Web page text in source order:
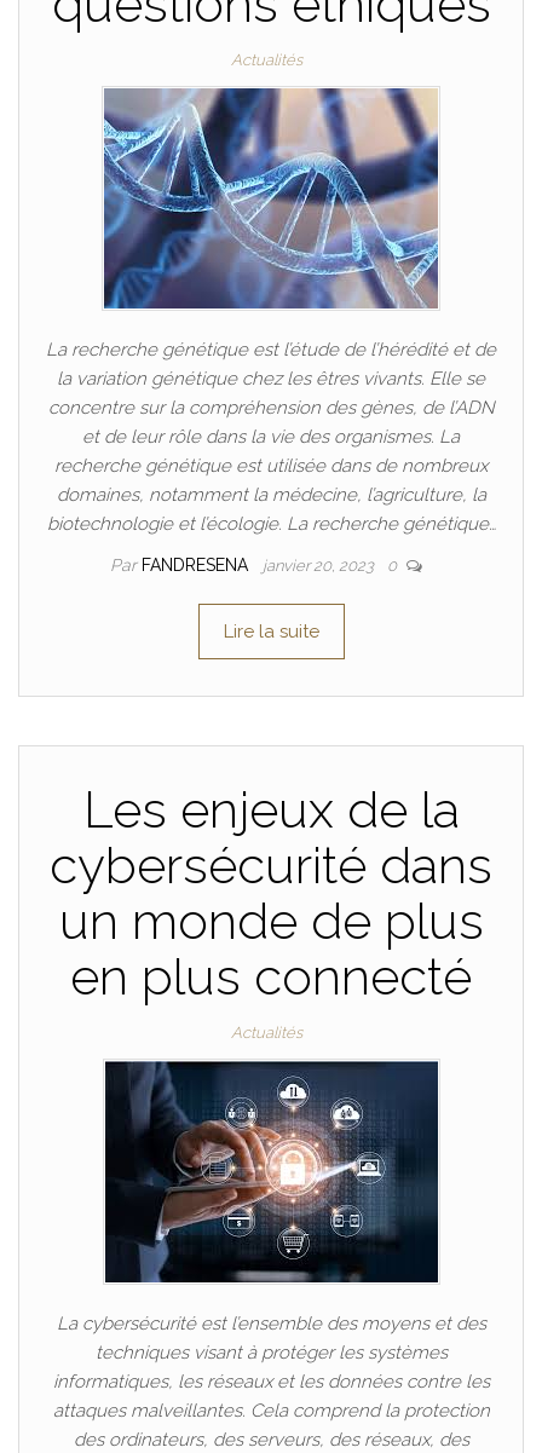
Actualités
La recherche génétique est l’étude de l’hérédité et de
la variation génétique chez les êtres vivants. Elle se
concentre sur la compréhension des gènes, de l’ADN
et de leur rôle dans la vie des organismes. La
recherche génétique est utilisée dans de nombreux
domaines, notamment la médecine, l’agriculture, la
biotechnologie et l’écologie. La recherche génétique…
Par FANDRESENA janvier 20, 2023 0
Lire la suite
Les enjeux de la
cybersécurité dans
un monde de plus
en plus connecté
Actualités
La cybersécurité est l’ensemble des moyens et des
techniques visant à protéger les systèmes
informatiques, les réseaux et les données contre les
attaques malveillantes. Cela comprend la protection
des ordinateurs, des serveurs, des réseaux, des